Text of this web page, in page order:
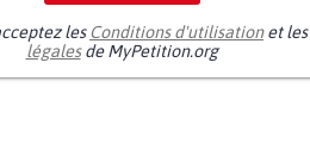
les Conditions d'utilisationet les
légalesde MyPetition.org